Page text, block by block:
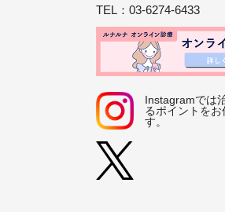
TEL：03-6274-6433
Instagramでは
るポイントをお
す。